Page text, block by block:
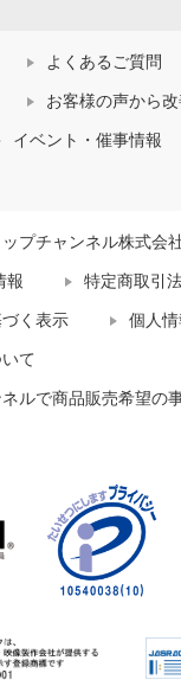
よくあるご質問
お客様の声から
イベント・催事情報
プチャンネル株式会
報 特定商取引
く表示 個人
て
ルで商品販売希望の